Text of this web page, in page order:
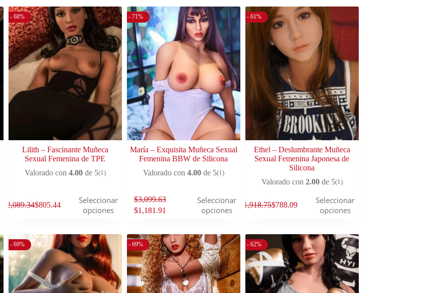
- 68%
Lilith – Fascinante Muñeca
Sexual Femenina de TPE
Valorado con 4.00de 5(1)
2,089.34$805.44
Seleccionar
opciones
- 71%
María – Exquisita Muñeca Sexual
Femenina BBW de Silicona
Valorado con 4.00de 5(1)
$3,099.63
$1,181.91
Seleccionar
opciones
- 61%
Ethel – Deslumbrante Muñeca
Sexual Femenina Japonesa de
Silicona
Valorado con 2.00de 5(1)
1,918.75$788.09
Seleccionar
opciones
- 69% - 69% - 62%